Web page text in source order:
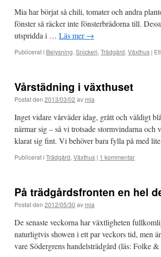
Mia har börjat så chili, tomater och andra
fönster så räcker inte fönsterbrädorna till.
utspridda i … Läs mer→
Publicerat i Belysning, Snickeri, Trädgård, Växthus |
Vårstädning i växthuset
Postat den 2013/03/02 av mia
Inget vidare vårväder idag, grått och väldigt
närmar sig – så vi trotsade stormvindarna och
klarat sig fint. Vi behöver bara fylla på med
Publicerat i Trädgård, Växthus | 1 kommentar
På trädgårdsfronten en hel
Postat den 2012/05/30 av mia
De senaste veckorna har växtligheten
naturligtvis showen i ett par veckors tid, men
vare Södergrens handelsträdgård (läs: Folke